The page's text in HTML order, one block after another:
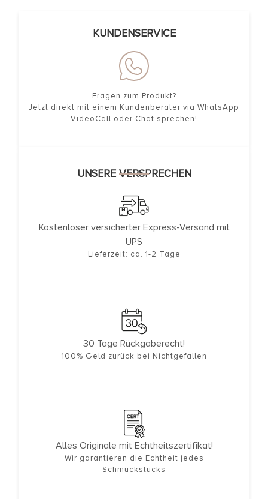
KUNDENSERVICE
Fragen zum Produkt?
Jetzt direkt mit einem Kundenberater via WhatsApp
VideoCall oder Chat sprechen!
UNSERE VERSPRECHEN
Kostenloser versicherter Express-Versand mit
UPS
Lieferzeit: ca. 1-2 Tage
30 Tage Rückgaberecht!
100% Geld zurück bei Nichtgefallen
Alles Originale mit Echtheitszertifikat!
Wir garantieren die Echtheit jedes
Schmuckstücks